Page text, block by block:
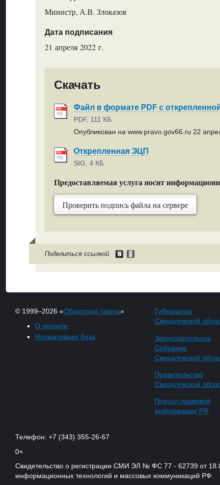
Министр, А.В. Злоказов
Дата подписания
21 апреля 2022 г.
Скачать
Файл в формате PDF с
PDF, 111 КБ
Опубликован на www.pravo.gov66.ru 22
Открепленная ЭЦП
SIG, 4 КБ
Предоставляемая услуга носит
Проверить подпись файла на сервере
Поделиться ссылкой
© 1999–2026 «Областная газета»
О проекте
Нормативная база
Губернатор
Свердловской
Законодательное
Собрание
Свердловской
Правительство
Свердловской
Портал правовой
информации РФ
Телефон: +7 (343) 355-26-67
0+
Свидетельство о регистрации СМИ ЭЛ № ФС 77 - 62739 от
информационных технологий и массовых коммуникаций РФ.